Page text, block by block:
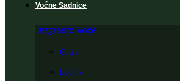
Voćne Sadnice
Jezgrasto Voće
Orah
Lešnik